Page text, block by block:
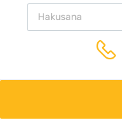
Products search
content